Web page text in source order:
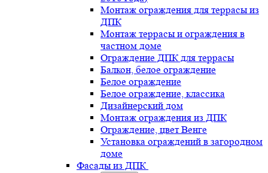
Монтаж ограждения для террасы из
ДПК
Монтаж террасы и ограждения в
частном доме
Ограждение ДПК для террасы
Балкон, белое ограждение
Белое ограждение
Белое ограждение, классика
Дизайнерский дом
Монтаж ограждения из ДПК
Ограждение, цвет Венге
Установка ограждений в загородном
доме
Фасады из ДПК